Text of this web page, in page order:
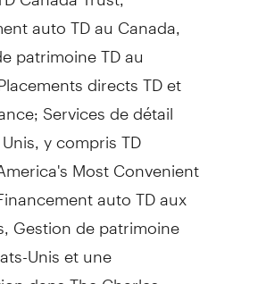
auto TD au Canada
patrimoine TD au
Placements directs TD et
Services de détail
y compris TD
Most Convenient
auto TD aux
Gestion depatrimoine
Unis et une